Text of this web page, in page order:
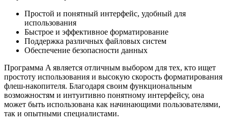
Простой и понятный интерфейс, удобный для
использования
Быстрое и эффективное форматирование
Поддержка различных файловых систем
Обеспечение безопасности данных
Программа A является отличным выбором для тех, кто ищет
простоту использования и высокую скорость форматирования
флеш-накопителя. Благодаря своим функциональным
возможностям и интуитивно понятному интерфейсу, она
может быть использована как начинающими пользователями,
так и опытными специалистами.